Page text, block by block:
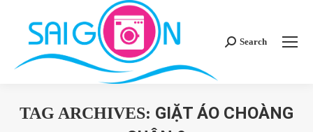
Search:
Search
TAG ARCHIVES: GIẶT ÁO CHOÀNG